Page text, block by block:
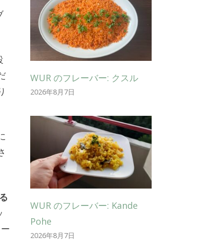
WUR のフレーバー: クスル
2026年8月7日
WUR のフレーバー: Kande
Pohe
2026年8月7日